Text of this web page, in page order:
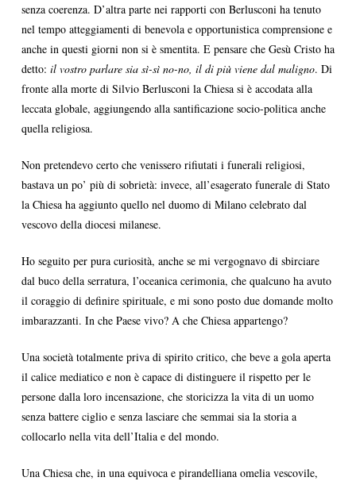
senza coerenza. D’altra parte nei rapporti con Berlusconi ha tenuto
nel tempo atteggiamenti di benevola e opportunistica comprensione e
anche in questi giorni non si è smentita. E pensare che Gesù Cristo ha
detto: il vostro parlare sia sì-sì no-no, il di più viene dal maligno. Di
fronte alla morte di Silvio Berlusconi la Chiesa si è accodata alla
leccata globale, aggiungendo alla santificazione socio-politica anche
quella religiosa.
Non pretendevo certo che venissero rifiutati i funerali religiosi,
bastava un po’ più di sobrietà: invece, all’esagerato funerale di Stato
la Chiesa ha aggiunto quello nel duomo di Milano celebrato dal
vescovo della diocesi milanese.
Ho seguito per pura curiosità, anche se mi vergognavo di sbirciare
dal buco della serratura, l’oceanica cerimonia, che qualcuno ha avuto
il coraggio di definire spirituale, e mi sono posto due domande molto
imbarazzanti. In che Paese vivo? A che Chiesa appartengo?
Una società totalmente priva di spirito critico, che beve a gola aperta
il calice mediatico e non è capace di distinguere il rispetto per le
persone dalla loro incensazione, che storicizza la vita di un uomo
senza battere ciglio e senza lasciare che semmai sia la storia a
collocarlo nella vita dell’Italia e del mondo.
Una Chiesa che, in una equivoca e pirandelliana omelia vescovile,